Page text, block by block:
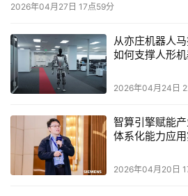
2026年04月27日 17点59分
从亦庄机器人
如何支撑人形
2026年04月24日
智算引擎赋能
体系化能力应
2026年04月20日